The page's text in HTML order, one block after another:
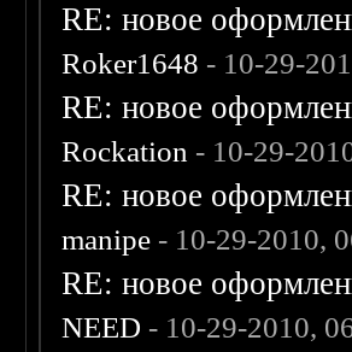
RE: новое
Roker1648 - 10-29-
RE: новое
Rockation - 10-29-
RE: новое
manipe - 10-29-2010,
RE: новое
NEED - 10-29-2010,